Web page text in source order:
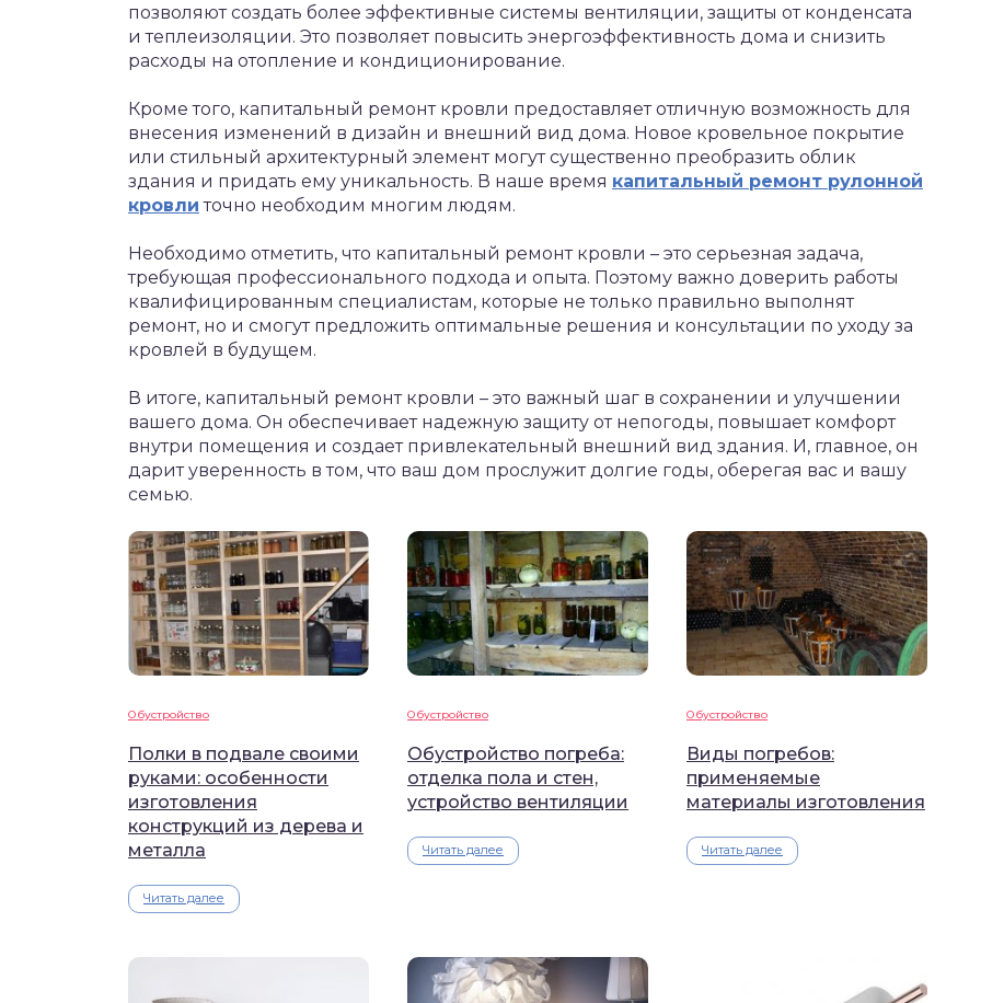
позволяют создать более эффективные системы вентиляции, защиты от конденсата
и теплеизоляции. Это позволяет повысить энергоэффективность дома и снизить
расходы на отопление и кондиционирование.
Кроме того, капитальный ремонт кровли предоставляет отличную возможность для
внесения изменений в дизайн и внешний вид дома. Новое кровельное покрытие
или стильный архитектурный элемент могут существенно преобразить облик
здания и придать ему уникальность. В наше время капитальный ремонт рулонной
кровли точно необходим многим людям.
Необходимо отметить, что капитальный ремонт кровли – это серьезная задача,
требующая профессионального подхода и опыта. Поэтому важно доверить работы
квалифицированным специалистам, которые не только правильно выполнят
ремонт, но и смогут предложить оптимальные решения и консультации по уходу за
кровлей в будущем.
В итоге, капитальный ремонт кровли – это важный шаг в сохранении и улучшении
вашего дома. Он обеспечивает надежную защиту от непогоды, повышает комфорт
внутри помещения и создает привлекательный внешний вид здания. И, главное, он
дарит уверенность в том, что ваш дом прослужит долгие годы, оберегая вас и вашу
семью.
Обустройство
Полки в подвале своими
руками: особенности
изготовления
конструкций из дерева и
металла
Читать далее
Обустройство
Обустройство погреба:
отделка пола и стен,
устройство вентиляции
Читать далее
Обустройство
Виды погребов:
применяемые
материалы изготовления
Читать далее